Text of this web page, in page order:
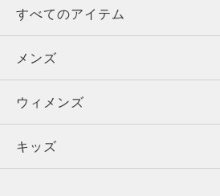
すべてのアイテム
メンズ
ウィメンズ
キッズ
メンズ
トップス
ボトムス
ウィメンズ
トップス
キッズ